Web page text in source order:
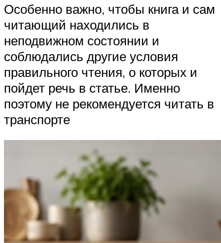
Особенно важно, чтобы книга и сам
читающий находились в
неподвижном состоянии и
соблюдались другие условия
правильного чтения, о которых и
пойдет речь в статье. Именно
поэтому не рекомендуется читать в
транспорте